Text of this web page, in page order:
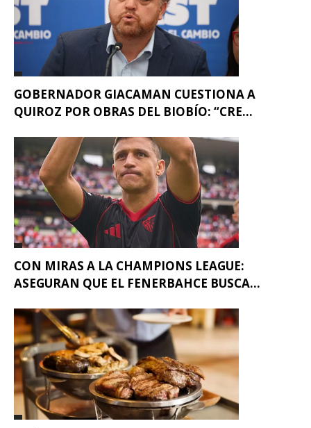
GOBERNADOR GIACAMAN CUESTIONA A
QUIROZ POR OBRAS DEL BIOBÍO: “CRE...
CON MIRAS A LA CHAMPIONS LEAGUE:
ASEGURAN QUE EL FENERBAHCE BUSCA...